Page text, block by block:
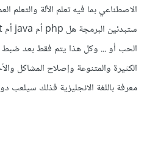
الاصطناعي بما فيه تعلم الألة والتعلم
الحب أو ... وكل هذا يتم فقط بعد ضبط
الكثيرة والمتنوعة وإصلاح المشاكل
معرفة باللغة الانجليزية فذلك سيلعب